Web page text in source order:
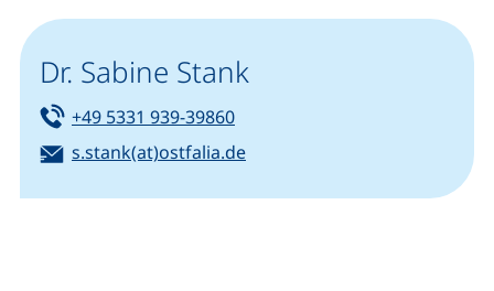
Dr. Sabine Stank
Tel:
+49 5331 939-39860(startet einen Telefonanruf,
E-Mail:
s.stank(at)ostfalia.de(öffnet Ihr E-Mail-Programm)